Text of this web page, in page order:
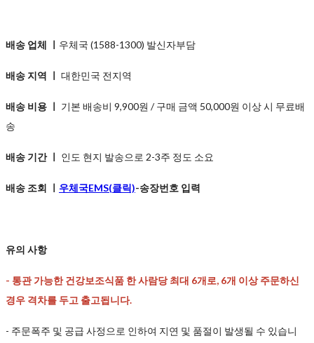
배송 업체 ㅣ 우체국 (1588-1300) 발신자부담
배송 지역 ㅣ 대한민국 전지역
배송 비용 ㅣ 기본 배송비 9,900원 / 구매 금액 50,000원 이상 시 무료배
송
배송 기간 ㅣ 인도 현지 발송으로 2-3주 정도 소요
배송 조회 ㅣ 우체국EMS(클릭)-송장번호 입력
유의 사항
- 통관 가능한 건강보조식품 한 사람당 최대 6개로, 6개 이상 주문하신
경우 격차를 두고 출고됩니다.
- 주문폭주 및 공급 사정으로 인하여 지연 및 품절이 발생될 수 있습니